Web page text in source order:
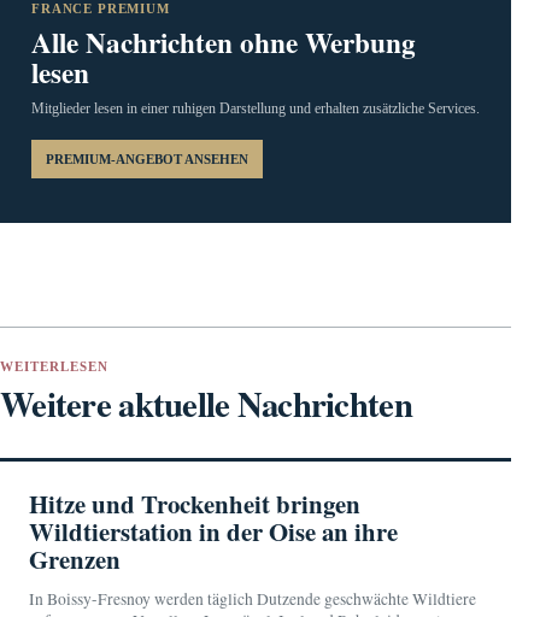
FRANCE PREMIUM
Alle Nachrichten ohne Werbung
lesen
Mitglieder lesen in einer ruhigen Darstellung und erhalten zusätzliche Services.
PREMIUM-ANGEBOT ANSEHEN
WEITERLESEN
Weitere aktuelle Nachrichten
Hitze und Trockenheit bringen
Wildtierstation in der Oise an ihre
Grenzen
In Boissy-Fresnoy werden täglich Dutzende geschwächte Wildtiere